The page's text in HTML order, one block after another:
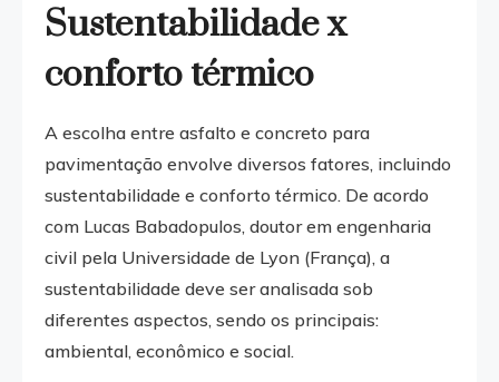
Sustentabilidade x
conforto térmico
A escolha entre asfalto e concreto para
pavimentação envolve diversos fatores, incluindo
sustentabilidade e conforto térmico. De acordo
com Lucas Babadopulos, doutor em engenharia
civil pela Universidade de Lyon (França), a
sustentabilidade deve ser analisada sob
diferentes aspectos, sendo os principais:
ambiental, econômico e social.